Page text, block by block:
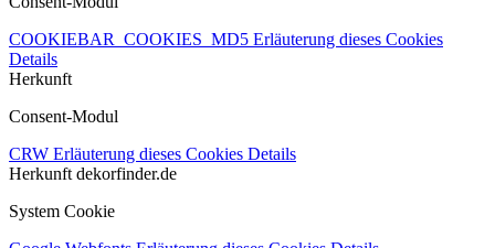
COOKIEBAR_COOKIES_MD5 Erläuterung dieses Cookies
Details
Herkunft
Consent-Modul
CRW Erläuterung dieses Cookies Details
Herkunft dekorfinder.de
System Cookie